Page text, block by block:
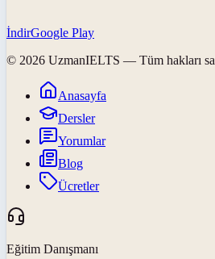
İndirGoogle Play
© 2026 UzmanIELTS — Tüm hakları
Anasayfa
Dersler
Yorumlar
Blog
Ücretler
Eğitim Danışmanı